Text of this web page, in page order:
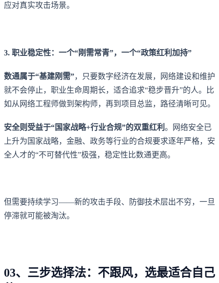
应对真实攻击场景。
3. 职业稳定性：一个“刚需常青”，一个“政策红利加持”
数通属于“基建刚需”，只要数字经济在发展，网络建设和维护
就不会停止，职业生命周期长，适合追求“稳步晋升”的人。比
如从网络工程师做到架构师，再到项目总监，路径清晰可见。
安全则受益于“国家战略+行业合规”的双重红利 。网络安全已
上升为国家战略，金融、政务等行业的合规要求逐年严格，安
全人才的“不可替代性”极强，稳定性比数通更高。
但需要持续学习——新的攻击手段、防御技术层出不穷，一旦
停滞就可能被淘汰。
03、三步选择法：不跟风，选最适合自己